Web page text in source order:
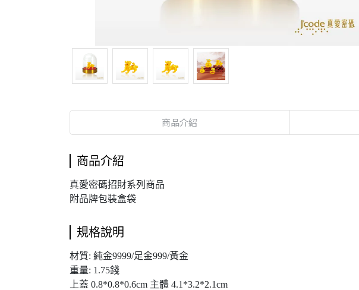
商品介紹
商品介紹
真愛密碼招財系列商品
附品牌包裝盒袋
規格說明
材質: 純金9999/足金999/黃金
重量: 1.75錢
上蓋 0.8*0.8*0.6cm 主體 4.1*3.2*2.1cm